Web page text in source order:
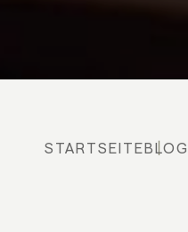
STARTSEITEBLOG